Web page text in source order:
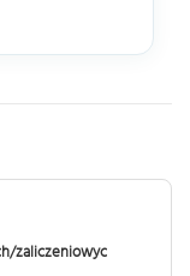
zaliczeniowyc